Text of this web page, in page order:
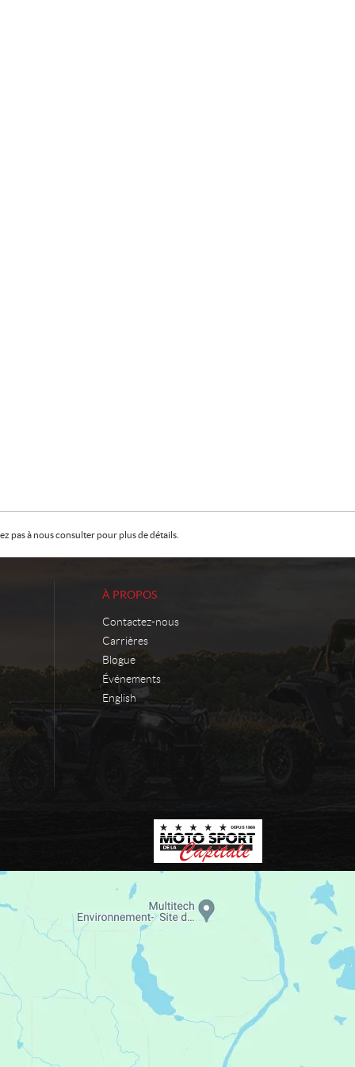
pas à nous consulter pour plus de détails.
À PROPOS
Contactez-nous
Carrières
Blogue
Événements
English